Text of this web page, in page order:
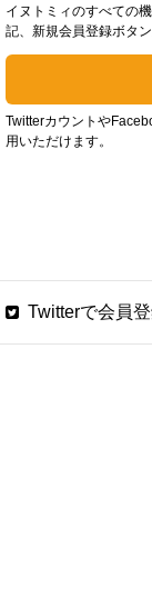
イヌトミィのすべての
記、新規会員登録ボタ
Twitterカウントや
用いただけます。